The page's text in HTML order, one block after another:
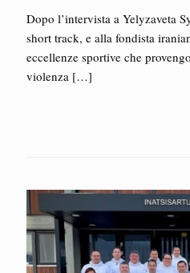
Dopo l’intervista a Yelyzaveta
short track, e alla fondista
eccellenze sportive che
violenza […]